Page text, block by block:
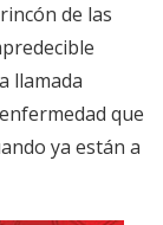
de las
llamada
que
ya están a